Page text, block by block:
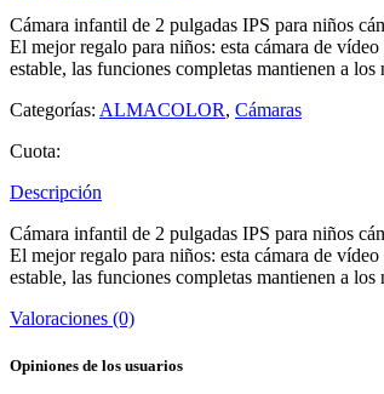
Cámara infantil de 2 pulgadas IPS para niños
El mejor regalo para niños: esta cámara de
estable, las funciones completas mantienen a
Categorías: ALMACOLOR, Cámaras
Cuota:
Descripción
Cámara infantil de 2 pulgadas IPS para niños
El mejor regalo para niños: esta cámara de
estable, las funciones completas mantienen a
Valoraciones (0)
Opiniones de los usuarios